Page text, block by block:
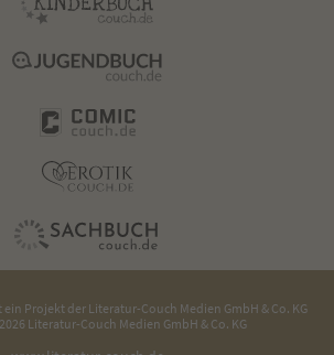
ein Projekt der Literatur-Couch Medien GmbH & Co. KG
Literatur-Couch Medien GmbH & Co. KG